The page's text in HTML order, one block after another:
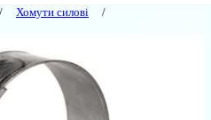
Хомути силові